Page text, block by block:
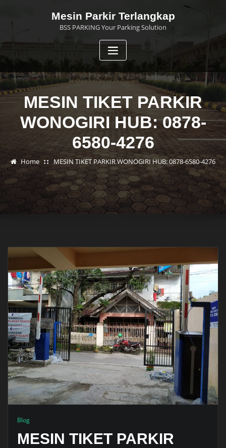
Mesin Parkir Terlangkap
BSS PARKING Your Parking Solution
MESIN TIKET PARKIR
WONOGIRI HUB: 0878-
6580-4276
Home MESIN TIKET PARKIR WONOGIRI HUB: 0878-6580-4276
Blog
MESIN TIKET PARKIR